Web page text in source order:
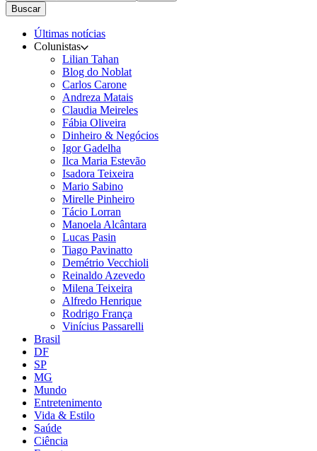
Buscar
Últimas notícias
Colunistas
Lilian Tahan
Blog do Noblat
Carlos Carone
Andreza Matais
Claudia Meireles
Fábia Oliveira
Dinheiro & Negócios
Igor Gadelha
Ilca Maria Estevão
Isadora Teixeira
Mario Sabino
Mirelle Pinheiro
Tácio Lorran
Manoela Alcântara
Lucas Pasin
Tiago Pavinatto
Demétrio Vecchioli
Reinaldo Azevedo
Milena Teixeira
Alfredo Henrique
Rodrigo França
Vinícius Passarelli
Brasil
DF
SP
MG
Mundo
Entretenimento
Vida & Estilo
Saúde
Ciência